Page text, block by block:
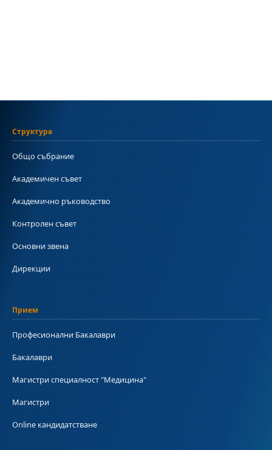
Структура
Общо събрание
Академичен съвет
Академично ръководство
Контролен съвет
Основни звена
Дирекции
Прием
Професионални Бакалаври
Бакалаври
Магистри специалност "Медицина"
Магистри
Online кандидатстване